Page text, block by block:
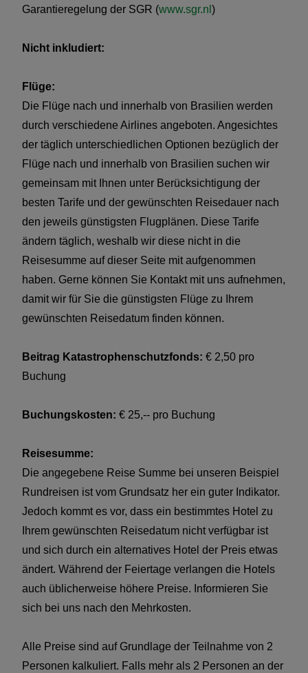
Garantieregelung der SGR (www.sgr.nl )
Nicht inkludiert:
Flüge:
Die Flüge nach und innerhalb von Brasilien werden
durch verschiedene Airlines angeboten. Angesichtes
der täglich unterschiedlichen Optionen bezüglich der
Flüge nach und innerhalb von Brasilien suchen wir
gemeinsam mit Ihnen unter Berücksichtigung der
besten Tarife und der gewünschten Reisedauer nach
den jeweils günstigsten Flugplänen. Diese Tarife
ändern täglich, weshalb wir diese nicht in die
Reisesumme auf dieser Seite mit aufgenommen
haben. Gerne können Sie Kontakt mit uns aufnehmen,
damit wir für Sie die günstigsten Flüge zu Ihrem
gewünschten Reisedatum finden können.
Beitrag Katastrophenschutzfonds: € 2,50 pro
Buchung
Buchungskosten: € 25,-- pro Buchung
Reisesumme:
Die angegebene Reise Summe bei unseren Beispiel
Rundreisen ist vom Grundsatz her ein guter Indikator.
Jedoch kommt es vor, dass ein bestimmtes Hotel zu
Ihrem gewünschten Reisedatum nicht verfügbar ist
und sich durch ein alternatives Hotel der Preis etwas
ändert. Während der Feiertage verlangen die Hotels
auch üblicherweise höhere Preise. Informieren Sie
sich bei uns nach den Mehrkosten.
Alle Preise sind auf Grundlage der Teilnahme von 2
Personen kalkuliert. Falls mehr als 2 Personen an der